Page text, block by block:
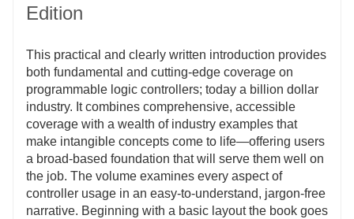
Edition
This practical and clearly written introduction provides
both fundamental and cutting-edge coverage on
programmable logic controllers; today a billion dollar
industry. It combines comprehensive, accessible
coverage with a wealth of industry examples that
make intangible concepts come to life—offering users
a broad-based foundation that will serve them well on
the job. The volume examines every aspect of
controller usage in an easy-to-understand, jargon-free
narrative. Beginning with a basic layout the book goes